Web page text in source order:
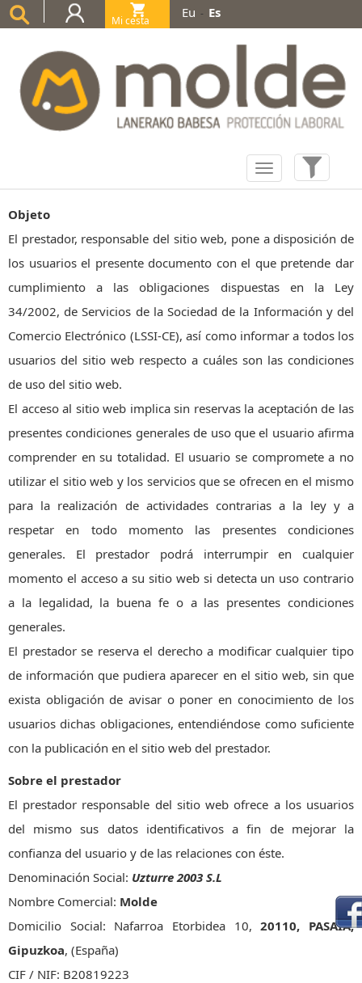
Mi cesta
(0)
Eu - Es
Objeto
El prestador, responsable del sitio web, pone a disposición de
los usuarios el presente documento con el que pretende dar
cumplimiento a las obligaciones dispuestas en la Ley
34/2002, de Servicios de la Sociedad de la Información y del
Comercio Electrónico (LSSI-CE), así como informar a todos los
usuarios del sitio web respecto a cuáles son las condiciones
de uso del sitio web.
El acceso al sitio web implica sin reservas la aceptación de las
presentes condiciones generales de uso que el usuario afirma
comprender en su totalidad. El usuario se compromete a no
utilizar el sitio web y los servicios que se ofrecen en el mismo
para la realización de actividades contrarias a la ley y a
respetar en todo momento las presentes condiciones
generales. El prestador podrá interrumpir en cualquier
momento el acceso a su sitio web si detecta un uso contrario
a la legalidad, la buena fe o a las presentes condiciones
generales.
El prestador se reserva el derecho a modificar cualquier tipo
de información que pudiera aparecer en el sitio web, sin que
exista obligación de avisar o poner en conocimiento de los
usuarios dichas obligaciones, entendiéndose como suficiente
con la publicación en el sitio web del prestador.
Sobre el prestador
El prestador responsable del sitio web ofrece a los usuarios
del mismo sus datos identificativos a fin de mejorar la
confianza del usuario y de las relaciones con éste.
Denominación Social: Uzturre 2003 S.L
Nombre Comercial: Molde
Domicilio Social: Nafarroa Etorbidea 10,20110, PASAIA,
Gipuzkoa, (España)
CIF / NIF: B20819223